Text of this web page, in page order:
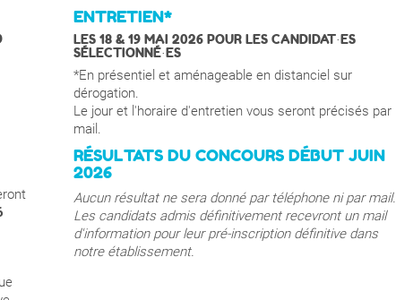
ENTRETIEN*
LES 18 & 19 MAI 2026 POUR LES CANDIDAT·ES
SÉLECTIONNÉ·ES
*En présentiel et aménageable en distanciel sur
dérogation.
Le jour et l'horaire d'entretien vous seront précisés par
mail.
RÉSULTATS DU CONCOURS DÉBUT JUIN
2026
Aucun résultat ne sera donné par téléphone ni par mail.
Les candidats admis définitivement recevront un mail
d'information pour leur pré-inscription définitive dans
notre établissement.